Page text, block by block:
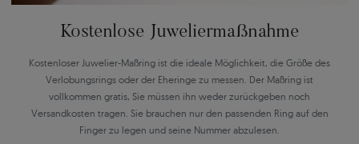
Kostenlose Juweliermaßnahme
Kostenloser Juwelier-Maßring ist die ideale Möglichkeit, die Größe des
Verlobungsrings oder der Eheringe zu messen. Der Maßring ist
vollkommen gratis, Sie müssen ihn weder zurückgeben noch
Versandkosten tragen. Sie brauchen nur den passenden Ring auf den
Finger zu legen und seine Nummer abzulesen.